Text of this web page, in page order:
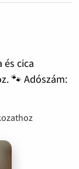
cica
🐾 Adószám: